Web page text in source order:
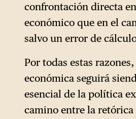
confrontación directa
económico que en el
salvo un error de
Por todas estas
económica seguirá
esencial de la política
camino entre la retórica